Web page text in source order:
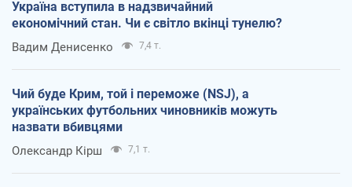
Україна вступила в надзвичайний
економічний стан. Чи є світло вкінці тунелю?
Вадим Денисенко 7,4 т.
Чий буде Крим, той і переможе (NSJ), а
українських футбольних чиновників можуть
назвати вбивцями
Олександр Кірш 7,1 т.